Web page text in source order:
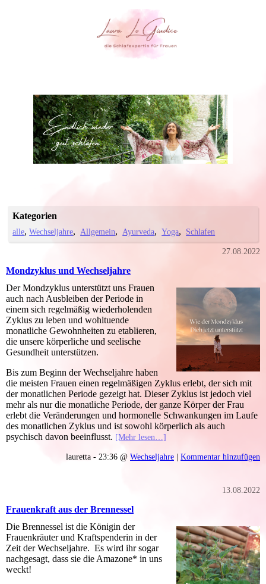
Kategorien
alle Wechseljahre Allgemein Ayurveda Yoga Schlafen
27.08.2022
Mondzyklus und Wechseljahre
Der Mondzyklus unterstützt uns Frauen
auch nach Ausbleiben der Periode in
einem sich regelmäßig wiederholenden
Zyklus zu leben und wohltuende
monatliche Gewohnheiten zu etablieren,
die unsere körperliche und seelische
Gesundheit unterstützen.
Bis zum Beginn der Wechseljahre haben
die meisten Frauen einen regelmäßigen Zyklus erlebt, der sich mit
der monatlichen Periode gezeigt hat. Dieser Zyklus ist jedoch viel
mehr als nur die monatliche Periode, der ganze Körper der Frau
erlebt die Veränderungen und hormonelle Schwankungen im Laufe
des monatlichen Zyklus und ist sowohl körperlich als auch
psychisch davon beeinflusst. [Mehr lesen…]
lauretta - 23:36 @ Wechseljahre | Kommentar hinzufügen
13.08.2022
Frauenkraft aus der Brennessel
Die Brennessel ist die Königin der
Frauenkräuter und Kraftspenderin in der
Zeit der Wechseljahre. Es wird ihr sogar
nachgesagt, dass sie die Amazone* in uns
weckt!